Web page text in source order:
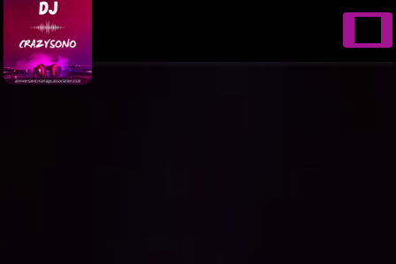
Panneau de gestion des cookies